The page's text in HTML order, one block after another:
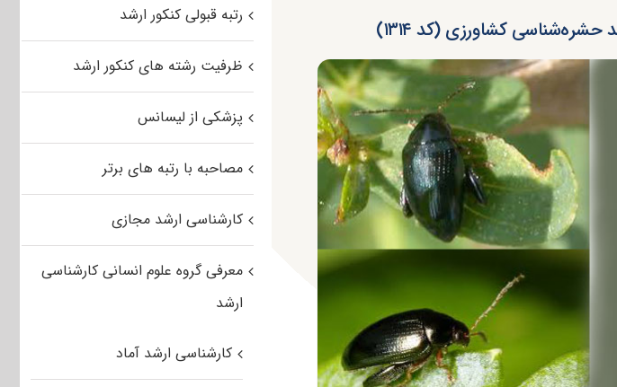
حشره‌شناسی کشاورزی (کد ۱۳۱۴)
رتبه قبولی کنکور ارشد
ظرفیت رشته های کنکور ارشد
پزشکی از لیسانس
مصاحبه با رتبه های برتر
کارشناسی ارشد مجازی
معرفی گروه علوم انسانی کارشناسی
ارشد
کارشناسی ارشد آماد